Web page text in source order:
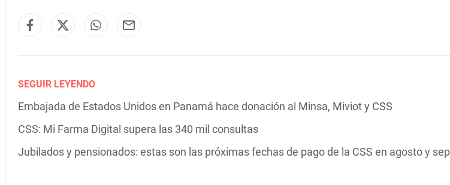
SEGUIR LEYENDO
Embajada de Estados Unidos en Panamá hace donación al Minsa, Miviot y CSS
CSS: Mi Farma Digital supera las 340 mil consultas
Jubilados y pensionados: estas son las próximas fechas de pago de la CSS en agosto y